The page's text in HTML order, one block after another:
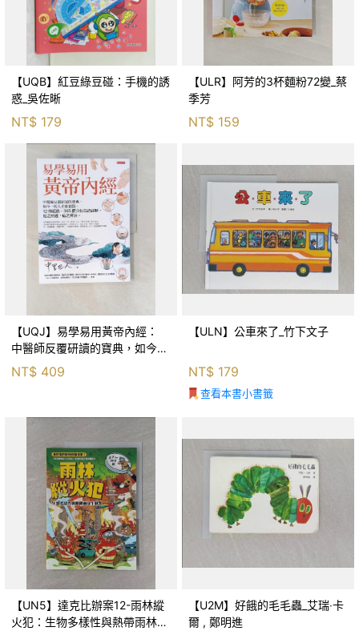
【UQB】紅豆綠豆碰：手機的誘
惑_吳佐晰
NT$ 179
【ULR】阿芳的3杯麵粉72變_蔡
季芳
NT$ 159
【UQJ】易學易用黃帝內經：
中醫師反覆研讀的寶典，如今一
般人也能實踐。12條經絡、365
個穴位白話詳解，經之所過，病
NT$ 409
【ULN】公車來了_竹下文子
NT$ 179
查看本書小書籤
【UN5】達克比辦案12-雨林縱
火犯：生物多樣性與熱帶雨林生
【U2M】好餓的毛毛蟲_艾瑞‧卡
爾 , 鄭明進